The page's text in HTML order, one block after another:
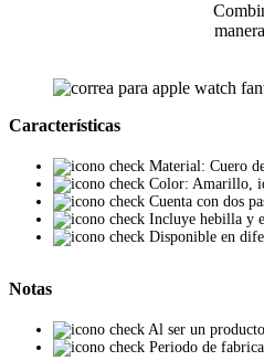
Características
Material: Cuero
Color: Amarillo,
Cuenta con dos
Incluye hebilla y
Disponible en
Notas
Al ser un
Periodo de